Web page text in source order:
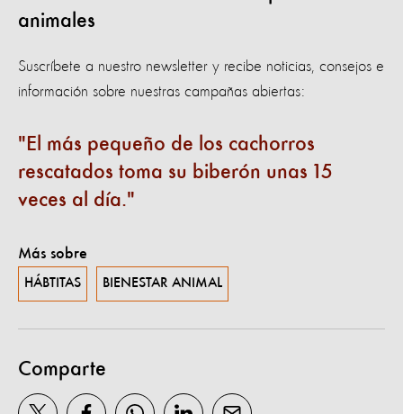
animales
Suscríbete a nuestro newsletter y recibe noticias, consejos e
información sobre nuestras campañas abiertas:
El más pequeño de los cachorros
rescatados toma su biberón unas 15
veces al día.
Más sobre
HÁBTITAS BIENESTAR ANIMAL
Comparte